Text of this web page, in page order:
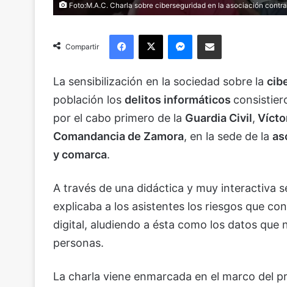
Foto:M.A.C. Charla sobre ciberseguridad en la asociación
Compartir
Facebook
X Messenger
Compartir via Email
La sensibilización en la sociedad sobre la
población los delitos informáticos
por el cabo primero de la Guardia Civil,
Comandancia de Zamora, en la sede de la
y comarca.
A través de una didáctica y muy interactiva
explicaba a los asistentes los riesgos que
digital, aludiendo a ésta como los datos que
personas.
La charla viene enmarcada en el marco del